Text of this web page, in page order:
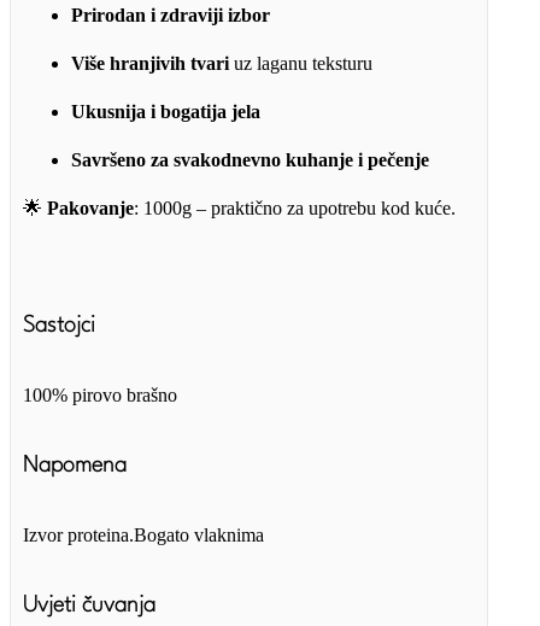
Prirodan i zdraviji izbor
Više hranjivih tvari uz laganu teksturu
Ukusnija i bogatija jela
Savršeno za svakodnevno kuhanje i pečenje
🌟 Pakovanje: 1000g – praktično za upotrebu kod kuće.
Sastojci
100% pirovo brašno
Napomena
Izvor proteina.Bogato vlaknima
Uvjeti čuvanja